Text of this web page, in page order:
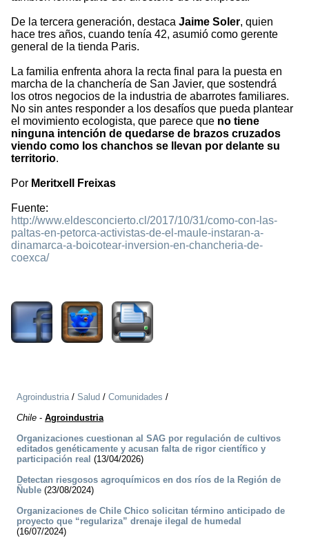
De la tercera generación, destaca Jaime Soler, quien
hace tres años, cuando tenía 42, asumió como gerente
general de la tienda Paris.
La familia enfrenta ahora la recta final para la puesta en
marcha de la chanchería de San Javier, que sostendrá
los otros negocios de la industria de abarrotes familiares.
No sin antes responder a los desafíos que pueda plantear
el movimiento ecologista, que parece que no tiene
ninguna intención de quedarse de brazos cruzados
viendo como los chanchos se llevan por delante su
territorio.
Por Meritxell Freixas
Fuente:
http://www.eldesconcierto.cl/2017/10/31/como-con-las-
paltas-en-petorca-activistas-de-el-maule-instaran-a-
dinamarca-a-boicotear-inversion-en-chancheria-de-
coexca/
Agroindustria/ Salud / Comunidades /
Chile - Agroindustria
Organizaciones cuestionan al SAG por regulación de cultivos
editados genéticamente y acusan falta de rigor científico y
participación real (13/04/2026)
Detectan riesgosos agroquímicos en dos ríos de la Región de
Ñuble (23/08/2024)
Organizaciones de Chile Chico solicitan término anticipado de
proyecto que “regulariza” drenaje ilegal de humedal
(16/07/2024)